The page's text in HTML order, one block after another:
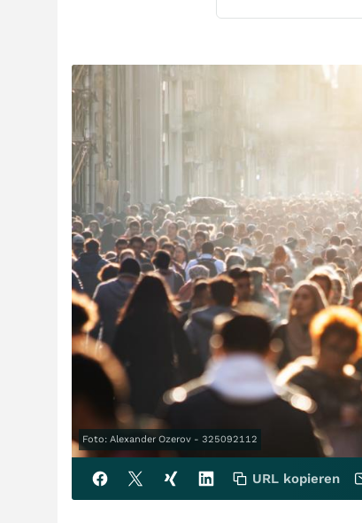
Foto: Alexander Ozerov - 325092112
URL kopieren